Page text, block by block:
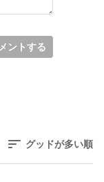
ントする
グッドが多い順